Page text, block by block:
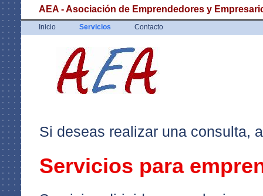
AEA - Asociación de Emprendedores y
Inicio Servicios Contacto
Si deseas realizar una consulta,
Servicios para